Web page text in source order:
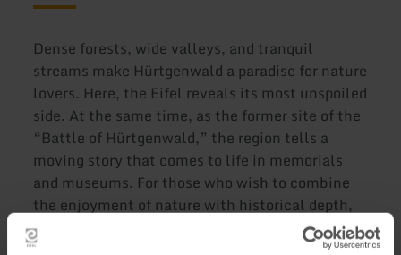
Dense forests, wide valleys, and tranquil
streams make Hürtgenwald a paradise for nature
lovers. Here, the Eifel reveals its most unspoiled
side. At the same time, as the former site of the
“Battle of Hürtgenwald,” the region tells a
moving story that comes to life in memorials
and museums. For those who wish to combine
the enjoyment of nature with historical depth,
Hürtgenwald offers a unique place to explore,
pause, and savor.